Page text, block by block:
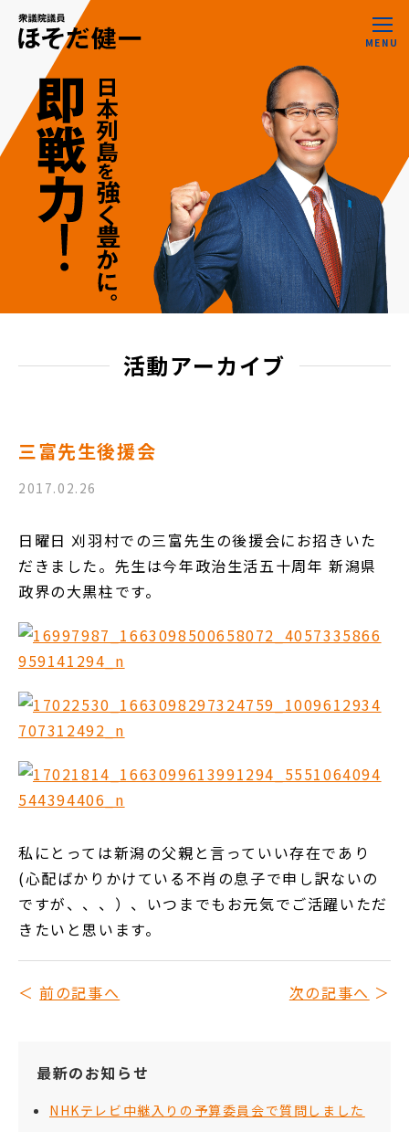
MENU
活動アーカイブ
三富先生後援会
2017.02.26
日曜日 刈羽村での三富先生の後援会にお招きいた
だきました。先生は今年政治生活五十周年 新潟県
政界の大黒柱です。
私にとっては新潟の父親と言っていい存在であり
(心配ばかりかけている不肖の息子で申し訳ないの
ですが、、、）、いつまでもお元気でご活躍いただ
きたいと思います。
前の記事へ 次の記事へ
最新のお知らせ
NHKテレビ中継入りの予算委員会で質問しました